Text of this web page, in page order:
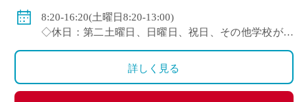
・30歳(教諭・配偶者あり)：約660万円
・40歳(教諭・配偶者及び子２人)：約860万円
・50歳(教諭・配偶者及び子２人)：約940万円
◇賞与：有(過去実績3.55ヶ月分＋30万円)
◇保険：私学共済、雇用保険、労災保険
8:20-16:20(土曜日8:20-13:00)
◇休日：第二土曜日、日曜日、祝日、その他学校が定
詳しく見る